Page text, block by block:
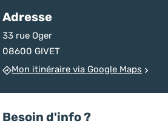
Adresse
33 rue Oger
08600 GIVET
Mon itinéraire via Google Maps
Besoin d'info ?